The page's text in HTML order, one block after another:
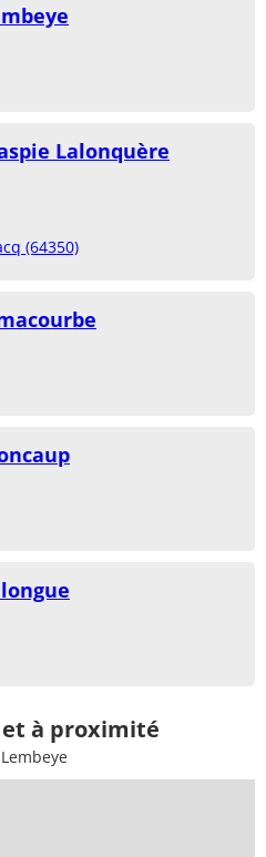
Lalonquère
(64350)
et à proximité